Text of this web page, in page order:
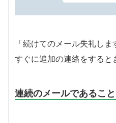
「続けてのメール失礼し
すぐに追加の連絡をすると
連続のメールであるこ